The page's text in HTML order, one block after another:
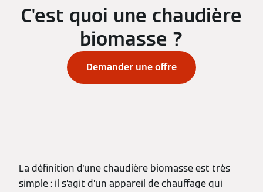
C'est quoi une chaudière
biomasse ?
Demander une offre
La définition d'une chaudière biomasse est très
simple : il s’agit d’un appareil de chauffage qui